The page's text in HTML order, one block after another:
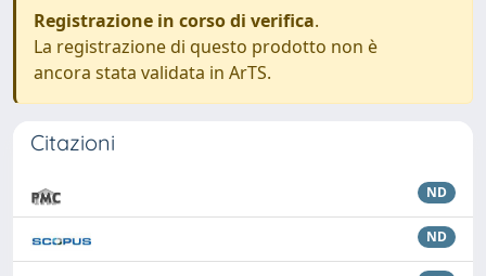
Registrazione in corso di verifica.
La registrazione di questo prodotto non è
ancora stata validata in ArTS.
Citazioni
ND
ND